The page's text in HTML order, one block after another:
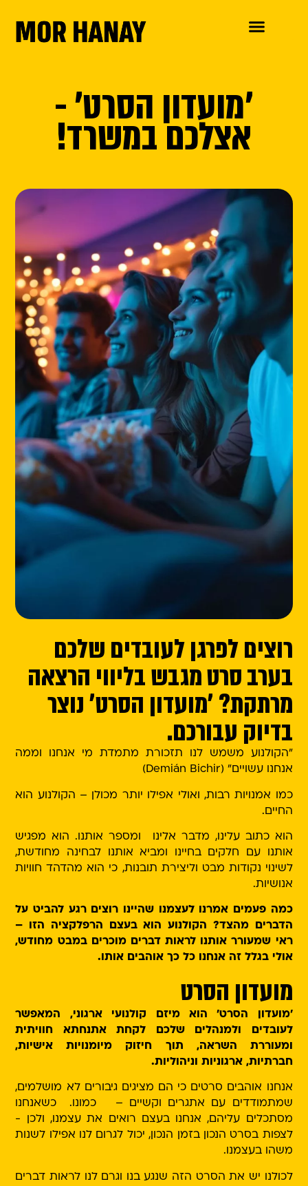
'מועדון הסרט' -
אצלכם במשרד!
רוצים לפרגן לעובדים שלכם
בערב סרט מגבש בליווי הרצאה
מרתקת? 'מועדון הסרט' נוצר
בדיוק עבורכם.
"הקולנוע משמש לנו תזכורת מתמדת מי אנחנו וממה
אנחנו עשויים" (Demián Bichir)
כמו אמנויות רבות, ואולי אפילו יותר מכולן – הקולנוע הוא
החיים.
הוא כתוב עלינו, מדבר אלינו ומספר אותנו. הוא מפגיש
אותנו עם חלקים בחיינו ומביא אותנו לבחינה מחודשת,
לשינוי נקודות מבט וליצירת תובנות, כי הוא מהדהד חוויות
אנושיות.
כמה פעמים אמרנו לעצמנו שהיינו רוצים רגע להביט על
הדברים מהצד? הקולנוע הוא בעצם הרפלקציה הזו –
ראי שמעורר אותנו לראות דברים מוכרים במבט מחודש,
אולי בגלל זה אנחנו כל כך אוהבים אותו.
מועדון הסרט
'מועדון הסרט' הוא מיזם קולנועי ארגוני, המאפשר
לעובדים ולמנהלים שלכם לקחת אתנחתא חוויתית
ומעוררת השראה, תוך חיזוק מיומנויות אישיות,
חברתיות, ארגוניות וניהוליות.
אנחנו אוהבים סרטים כי הם מציגים גיבורים לא מושלמים,
שמתמודדים עם אתגרים וקשיים – כמונו. כשאנחנו
מסתכלים עליהם, אנחנו בעצם רואים את עצמנו, ולכן -
לצפות בסרט הנכון בזמן הנכון, יכול לגרום לנו אפילו לשנות
משהו בעצמנו.
לכולנו יש את הסרט הזה שנגע בנו וגרם לנו לראות דברים